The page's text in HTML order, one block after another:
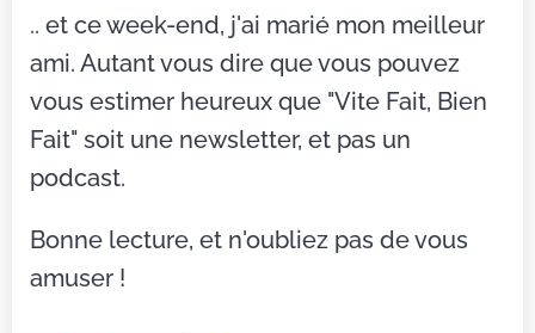
.. et ce week-end, j'ai marié mon meilleur
ami. Autant vous dire que vous pouvez
vous estimer heureux que "Vite Fait, Bien
Fait" soit une newsletter, et pas un
podcast.
Bonne lecture, et n'oubliez pas de vous
amuser !